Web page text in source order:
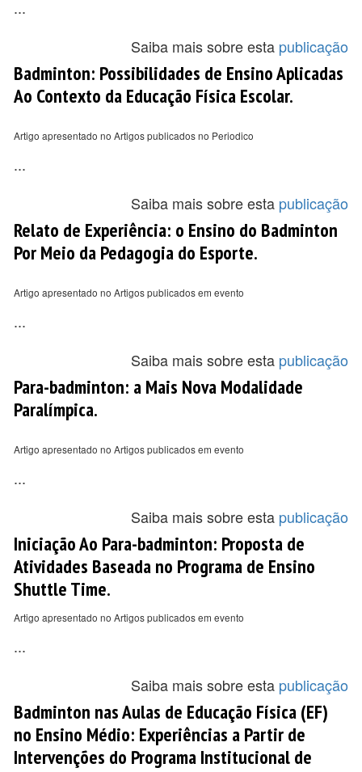
...
Saiba mais sobre esta publicação
Badminton: Possibilidades de Ensino Aplicadas
Ao Contexto da Educação Física Escolar.
Artigo apresentado no Artigos publicados no Periodico
...
Saiba mais sobre esta publicação
Relato de Experiência: o Ensino do Badminton
Por Meio da Pedagogia do Esporte.
Artigo apresentado no Artigos publicados em evento
...
Saiba mais sobre esta publicação
Para-badminton: a Mais Nova Modalidade
Paralímpica.
Artigo apresentado no Artigos publicados em evento
...
Saiba mais sobre esta publicação
Iniciação Ao Para-badminton: Proposta de
Atividades Baseada no Programa de Ensino
Shuttle Time.
Artigo apresentado no Artigos publicados em evento
...
Saiba mais sobre esta publicação
Badminton nas Aulas de Educação Física (EF)
no Ensino Médio: Experiências a Partir de
Intervenções do Programa Institucional de